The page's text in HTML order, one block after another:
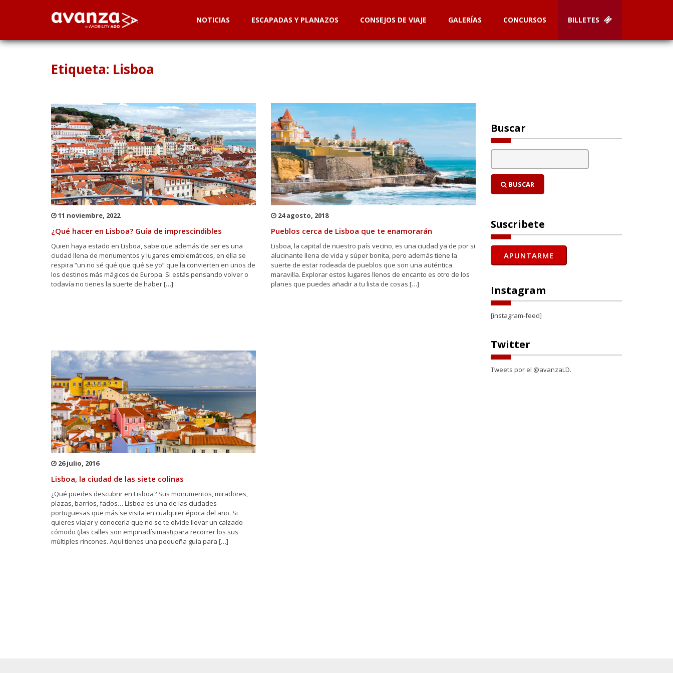
NOTICIAS ESCAPADAS Y PLANAZOS CONSEJOS DE VIAJE GALERÍAS CONCURSOS BILLETES
Etiqueta: Lisboa
11 noviembre, 2022
¿Qué hacer en Lisboa? Guía de imprescindibles
Quien haya estado en Lisboa, sabe que además de ser es una
ciudad llena de monumentos y lugares emblemáticos, en ella se
respira “un no sé qué que qué se yo” que la convierten en unos de
los destinos más mágicos de Europa. Si estás pensando volver o
todavía no tienes la suerte de haber […]
24 agosto, 2018
Pueblos cerca de Lisboa que te enamorarán
Lisboa, la capital de nuestro país vecino, es una ciudad ya de por si
alucinante llena de vida y súper bonita, pero además tiene la
suerte de estar rodeada de pueblos que son una auténtica
maravilla. Explorar estos lugares llenos de encanto es otro de los
planes que puedes añadir a tu lista de cosas […]
26 julio, 2016
Lisboa, la ciudad de las siete colinas
¿Qué puedes descubrir en Lisboa? Sus monumentos, miradores,
plazas, barrios, fados… Lisboa es una de las ciudades
portuguesas que más se visita en cualquier época del año. Si
quieres viajar y conocerla que no se te olvide llevar un calzado
cómodo (¡las calles son empinadísimas!) para recorrer los sus
múltiples rincones. Aquí tienes una pequeña guía para […]
Buscar
BUSCAR
Suscribete
Instagram
[instagram-feed]
Twitter
Tweets por el @avanzaLD.